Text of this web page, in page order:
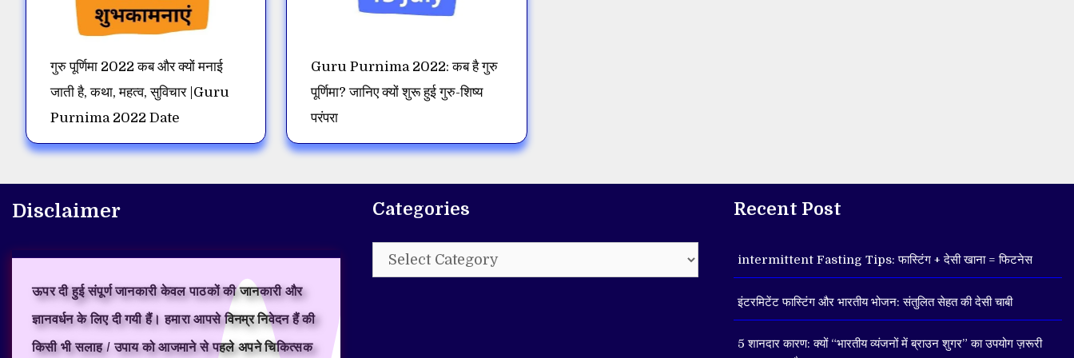
गुरु पूर्णिमा 2022 कब और क्यों मनाई
जाती है, कथा, महत्व, सुविचार |Guru
Purnima 2022 Date
Guru Purnima 2022: कब है गुरु
पूर्णिमा? जानिए क्यों शुरू हुई गुरु-शिष्य
परंपरा
Disclaimer
ऊपर दी हुई संपूर्ण जानकारी केवल पाठकों की जानकारी और
ज्ञानवर्धन के लिए दी गयी हैं। हमारा आपसे विनम्र निवेदन हैं की
किसी भी सलाह / उपाय को आजमाने से पहले अपने चिकित्सक
Categories
Categories
Recent Post
intermittent Fasting Tips: फास्टिंग + देसी खाना = फिटनेस
इंटरमिटेंट फास्टिंग और भारतीय भोजन: संतुलित सेहत की देसी चाबी
5 शानदार कारण: क्यों “भारतीय व्यंजनों में ब्राउन शुगर” का उपयोग ज़रूरी